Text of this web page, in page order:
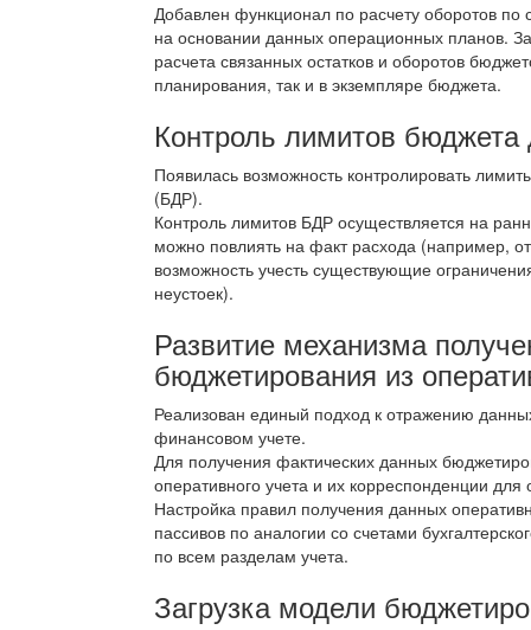
Добавлен функционал по расчету оборотов
на основании данных операционных планов.
расчета связанных остатков и оборотов
планирования, так и в экземпляре бюджета.
Контроль лимитов бюджета
Появилась возможность контролировать
(БДР).
Контроль лимитов БДР осуществляется на
можно повлиять на факт расхода (например,
возможность учесть существующие
неустоек).
Развитие механизма
бюджетирования из
Реализован единый подход к отражению
финансовом учете.
Для получения фактических данных
оперативного учета и их корреспонденции
Настройка правил получения данных
пассивов по аналогии со счетами
по всем разделам учета.
Загрузка модели